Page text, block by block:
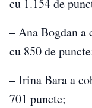
cu 1.154 de
– Ana Bogdan a
cu 850 de
– Irina Bara a
701 puncte;